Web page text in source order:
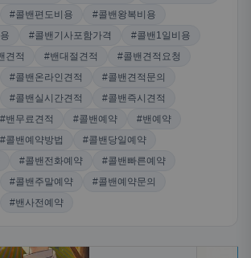
#콜밴편도비용
#콜밴왕복비용
#콜밴기사포함가격
#콜밴1일비용
견적 #밴대절견적
#콜밴견적요청
#콜밴온라인견적
#콜밴견적문의
#콜밴실시간견적
#콜밴즉시견적
#밴무료견적 #콜밴예약
#밴예약
#콜밴예약방법
#콜밴당일예약
#콜밴전화예약
#콜밴빠른예약
#콜밴주말예약
#콜밴예약문의
#밴사전예약